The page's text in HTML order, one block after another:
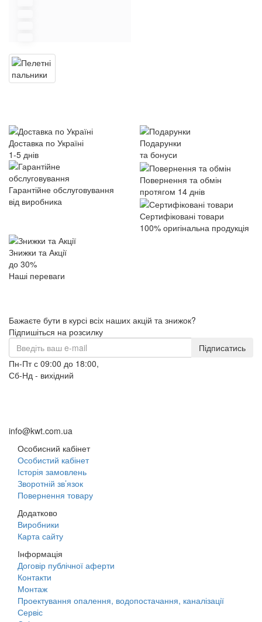
Доставка по Україні
1-5 днів
Подарунки
та бонуси
Гарантійне обслуговування
від виробника
Повернення та обмін
протягом 14 днів
Сертифіковані товари
100% оригінальна продукція
Знижки та Акції
до 30%
Наші переваги
Бажаєте бути в курсі всіх наших акцій та знижок?
Підпишіться на розсилку
Підписатись
Пн-Пт с 09:00 до 18:00,
Сб-Нд - вихідний
info@kwt.com.ua
Особисний кабінет
Особистий кабінет
Історія замовлень
Зворотній зв’язок
Повернення товару
Додатково
Виробники
Карта сайту
Інформація
Договір публічної аферти
Контакти
Монтаж
Проектування опалення, водопостачання, каналізації
Сервіс